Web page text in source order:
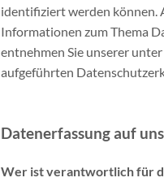
identifiziert werden können.
Informationen zum Thema
entnehmen Sie unserer
aufgeführten
Datenerfassung auf
Wer ist verantwortlich für